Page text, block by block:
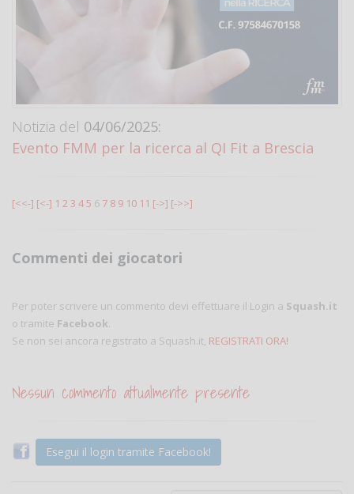
Notizia del 04/06/2025:
Evento FMM per la ricerca al QI Fit a Brescia
[<<-] [<-] 1 2 3 4 5 6 7 8 9 10 11 [->] [->>]
Commenti dei giocatori
Per poter scrivere un commento devi effettuare il Login a Squash.it
o tramite Facebook
Se non sei ancora registrato a Squash.it, REGISTRATI ORA!
Nessun commento attualmente presente
Esegui il login tramite Facebook!